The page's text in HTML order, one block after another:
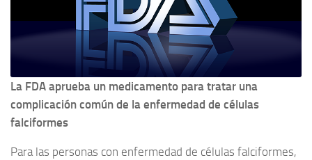
La FDA aprueba un medicamento para tratar una
complicación común de la enfermedad de células
falciformes
Para las personas con enfermedad de células falciformes,